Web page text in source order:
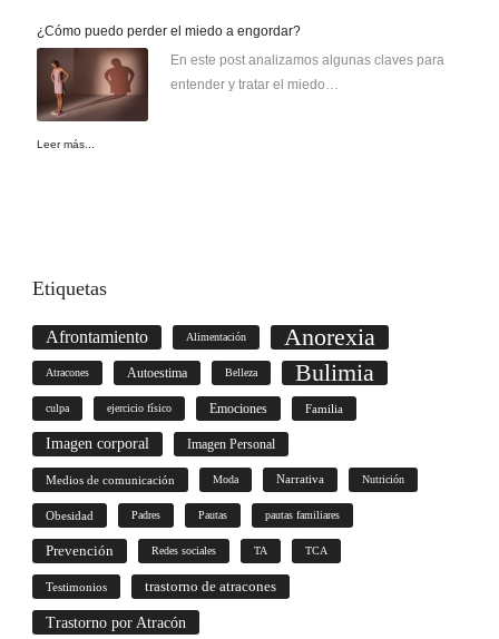
¿Cómo puedo perder el miedo a engordar?
En este post analizamos algunas claves para
entender y tratar el miedo…
Leer más...
Etiquetas
Afrontamiento Alimentación Anorexia
Atracones Autoestima Belleza Bulimia
culpa ejercicio físico Emociones Familia
Imagen corporal Imagen Personal
Medios de comunicación Moda Narrativa Nutrición
Obesidad Padres Pautas pautas familiares
Prevención Redes sociales TA TCA
Testimonios trastorno de atracones
Trastorno por Atracón